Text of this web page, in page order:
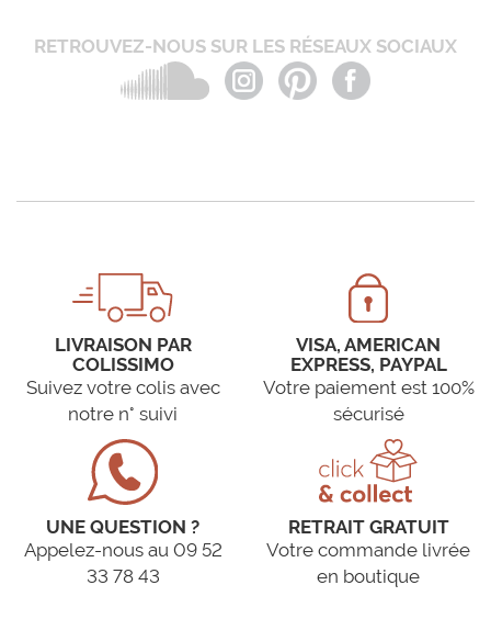
RETROUVEZ-NOUS SUR LES RÉSEAUX SOCIAUX
LIVRAISON PAR
COLISSIMO
Suivez votre colis avec
notre n° suivi
VISA, AMERICAN
EXPRESS, PAYPAL
Votre paiement est 100%
sécurisé
UNE QUESTION ?
Appelez-nous au 09 52
33 78 43
RETRAIT GRATUIT
Votre commande livrée
en boutique